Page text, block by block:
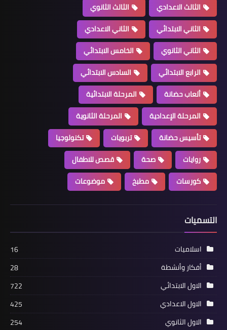
الثالث الاعدادي
الثالث الثانوي
الثاني الابتدائي
الثاني الاعدادي
الثاني الثانوي
الخامس الابتدائي
الرابع الابتدائي
السادس الابتدائي
ألعاب حضانة
المرحلة الابتدائية
المرحلة الإعدادية
المرحلة الثانوية
تأسيس حضانة
تربويات
تكنولوجيا
روايات
صحة
قصص للاطفال
كورسات
مطبخ موضوعات
التسميات
اسلاميات
16
أفكار وأنشطة
28
الاول الابتدائي
722
الاول الاعدادي
425
الاول الثانوي
254